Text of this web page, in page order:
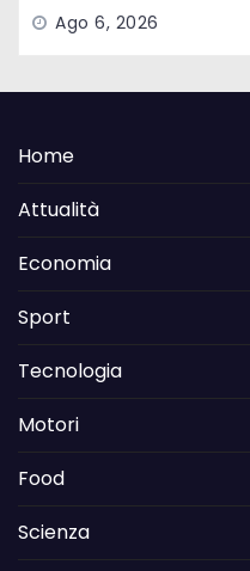
Ago 6, 2026
Home
Attualità
Economia
Sport
Tecnologia
Motori
Food
Scienza